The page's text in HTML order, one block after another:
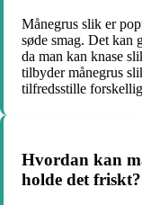
Månegrus slik er
søde smag. Det kan
da man kan knase
tilbyder månegrus
tilfredsstille
Hvordan kan
holde det friskt?